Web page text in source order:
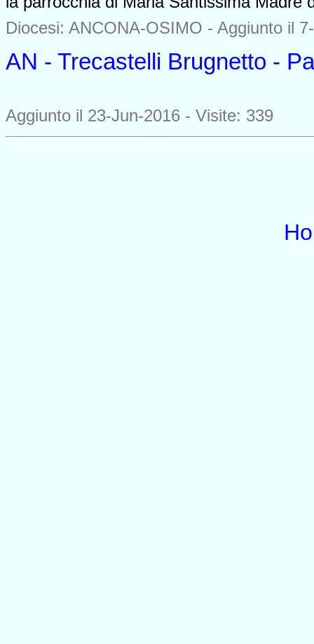
Diocesi: ANCONA-OSIMO - Aggiunto il
AN - Trecastelli Brugnetto -
Aggiunto il 23-Jun-2016 - Visite: 339